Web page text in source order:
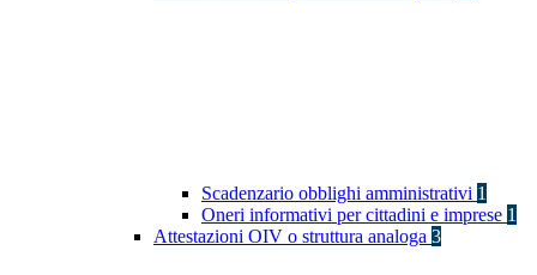
Scadenzario obblighi amministrativi 1
Oneri informativi per cittadini e imprese 1
Attestazioni OIV o struttura analoga 3